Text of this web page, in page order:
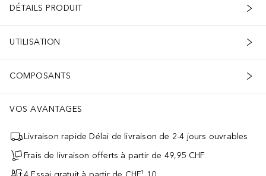
DÉTAILS PRODUIT
UTILISATION
COMPOSANTS
VOS AVANTAGES
Livraison rapide Délai de livraison de 2-4 jours ouvrables
Frais de livraison offerts à partir de 49,95 CHF